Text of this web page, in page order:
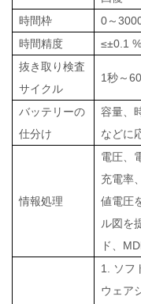
時間枠
0～
時間精度
≤±0.1 %
抜き取り検査
サイクル
1秒～
バッテリーの
仕分け
容量、
などに
情報処理
電圧、
充電率
値電圧
ル図を
ド、
1. ソフ
ウェア